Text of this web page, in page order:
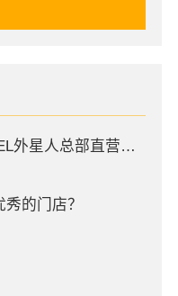
天津汽车贴膜，首选天津XPEL外星人总部直营店，高口碑店
的门店？